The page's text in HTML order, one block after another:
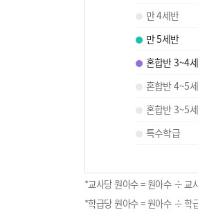
만 4세반
만 5세반
혼합반 3~4
혼합반 4~5
혼합반 3~5
특수학급
*교사당 원아수 = 원아수 ÷ 교
*학급당 원아수 = 원아수 ÷ 학